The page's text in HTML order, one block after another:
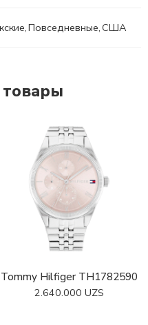
,Повседневные,США
Tommy Hilfiger TH1782590
2.640.000 UZS